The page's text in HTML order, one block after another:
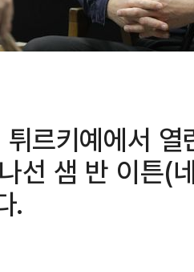
르키예에서
선 샘 반 이튼(
.